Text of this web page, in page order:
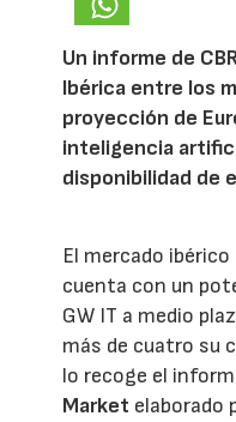
Un informe de
Ibérica entre los
proyección de
inteligencia
disponibilidad de
El mercado
cuenta con un
GW IT a medio
más de cuatro su
lo recoge el
Market elaborado